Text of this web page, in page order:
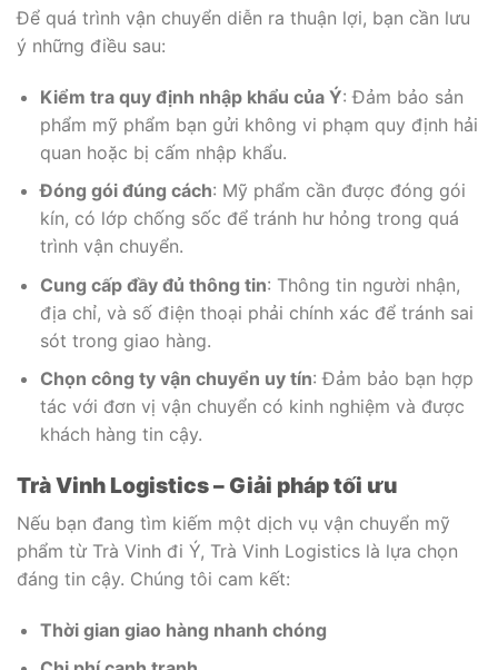
Để quá trình vận chuyển diễn ra thuận lợi, bạn cần lưu
ý những điều sau:
Kiểm tra quy định nhập khẩu của Ý: Đảm bảo sản
phẩm mỹ phẩm bạn gửi không vi phạm quy định hải
quan hoặc bị cấm nhập khẩu.
Đóng gói đúng cách: Mỹ phẩm cần được đóng gói
kín, có lớp chống sốc để tránh hư hỏng trong quá
trình vận chuyển.
Cung cấp đầy đủ thông tin: Thông tin người nhận,
địa chỉ, và số điện thoại phải chính xác để tránh sai
sót trong giao hàng.
Chọn công ty vận chuyển uy tín: Đảm bảo bạn hợp
tác với đơn vị vận chuyển có kinh nghiệm và được
khách hàng tin cậy.
Trà Vinh Logistics – Giải pháp tối ưu
Nếu bạn đang tìm kiếm một dịch vụ vận chuyển mỹ
phẩm từ Trà Vinh đi Ý, Trà Vinh Logistics là lựa chọn
đáng tin cậy. Chúng tôi cam kết:
Thời gian giao hàng nhanh chóng